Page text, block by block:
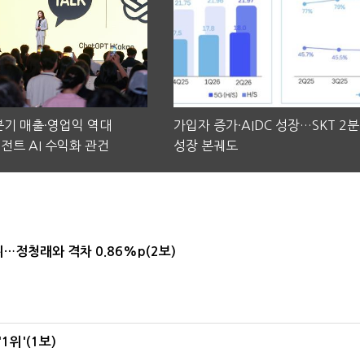
매출·영업익 역대
트 AI 수익화 관건
가입자 증가·AIDC 성장…SKT 2
성장 본궤도
…정청래와 격차 0.86%p(2보)
'1위'(1보)